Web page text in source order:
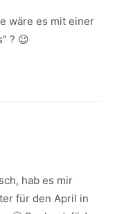
wäre es mit einer
? 😉
hab es mir
für den April in